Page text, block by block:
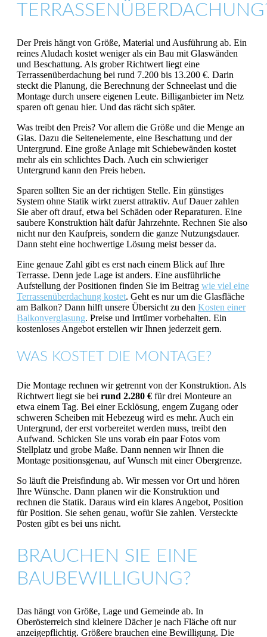
Der Preis hängt von Größe, Material und Ausführung ab. Ein
reines Aludach kostet weniger als ein Bau mit Glaswänden
und Beschattung. Als grober Richtwert liegt eine
Terrassenüberdachung bei rund 7.200 bis 13.200 €. Darin
steckt die Planung, die Berechnung der Schneelast und die
Montage durch unsere eigenen Leute. Billiganbieter im Netz
sparen oft genau hier. Und das rächt sich später.
Was treibt den Preis? Vor allem die Größe und die Menge an
Glas. Dazu die Seitenelemente, eine Beschattung und der
Untergrund. Eine große Anlage mit Schiebewänden kostet
mehr als ein schlichtes Dach. Auch ein schwieriger
Untergrund kann den Preis heben.
Sparen sollten Sie an der richtigen Stelle. Ein günstiges
System ohne Statik wirkt zuerst attraktiv. Auf Dauer zahlen
Sie aber oft drauf, etwa bei Schäden oder Reparaturen. Eine
saubere Konstruktion hält dafür Jahrzehnte. Rechnen Sie also
nicht nur den Kaufpreis, sondern die ganze Nutzungsdauer.
Dann steht eine hochwertige Lösung meist besser da.
Eine genaue Zahl gibt es erst nach einem Blick auf Ihre
Terrasse. Denn jede Lage ist anders. Eine ausführliche
Aufstellung der Positionen finden Sie im Beitrag wie viel eine
Terrassenüberdachung kostet. Geht es nur um die Glasfläche
am Balkon? Dann hilft unsere Übersicht zu den Kosten einer
Balkonverglasung. Preise und Irrtümer vorbehalten. Ein
kostenloses Angebot erstellen wir Ihnen jederzeit gern.
WAS KOSTET DIE MONTAGE?
Die Montage rechnen wir getrennt von der Konstruktion. Als
Richtwert liegt sie bei rund 2.280 € für drei Monteure an
etwa einem Tag. Bei einer Ecklösung, engem Zugang oder
schweren Scheiben mit Hebezeug wird es mehr. Auch ein
Untergrund, der erst vorbereitet werden muss, treibt den
Aufwand. Schicken Sie uns vorab ein paar Fotos vom
Stellplatz und grobe Maße. Dann nennen wir Ihnen die
Montage positionsgenau, auf Wunsch mit einer Obergrenze.
So läuft die Preisfindung ab. Wir messen vor Ort und hören
Ihre Wünsche. Dann planen wir die Konstruktion und
rechnen die Statik. Daraus wird ein klares Angebot, Position
für Position. Sie sehen genau, wofür Sie zahlen. Versteckte
Posten gibt es bei uns nicht.
BRAUCHEN SIE EINE
BAUBEWILLIGUNG?
Das hängt von Größe, Lage und Gemeinde ab. In
Oberösterreich sind kleinere Dächer je nach Fläche oft nur
anzeigepflichtig. Größere brauchen eine Bewilligung. Die